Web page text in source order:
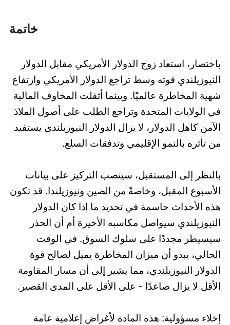
خاتمة
باختصار، استعاد زوج الدولار الأمريكي مقابل الدولار
النيوزيلندي قوته وسط تراجع الدولار الأمريكي وارتفاع
شهية المخاطرة عالميًا. وبينما أثقلت المخاوف المالية
في الولايات المتحدة وتراجع الطلب على أصول الملاذ
الآمن كاهل الدولار، لا يزال الدولار النيوزيلندي يستفيد
من تأثره بالنمو الإقليمي وتدفقات السلع.
بالنظر إلى المستقبل، سينصب التركيز على بيانات
الأسبوع المقبل، وخاصةً من الصين ونيوزيلندا. قد تكون
هذه الأحداث حاسمة في تحديد ما إذا كان الدولار
النيوزيلندي سيواصل مكاسبه الأخيرة أم أن الحذر
سيسيطر مجددًا على سلوك السوق. في الوقت
الحالي، يبدو أن ميزان المخاطرة يميل لصالح قوة
الدولار النيوزيلندي، مما يشير إلى أن مسار المقاومة
الأقل لا يزال صاعدًا - على الأقل على المدى القصير.
إخلاء مسؤولية: هذه المادة لأغراض إعلامية عامة